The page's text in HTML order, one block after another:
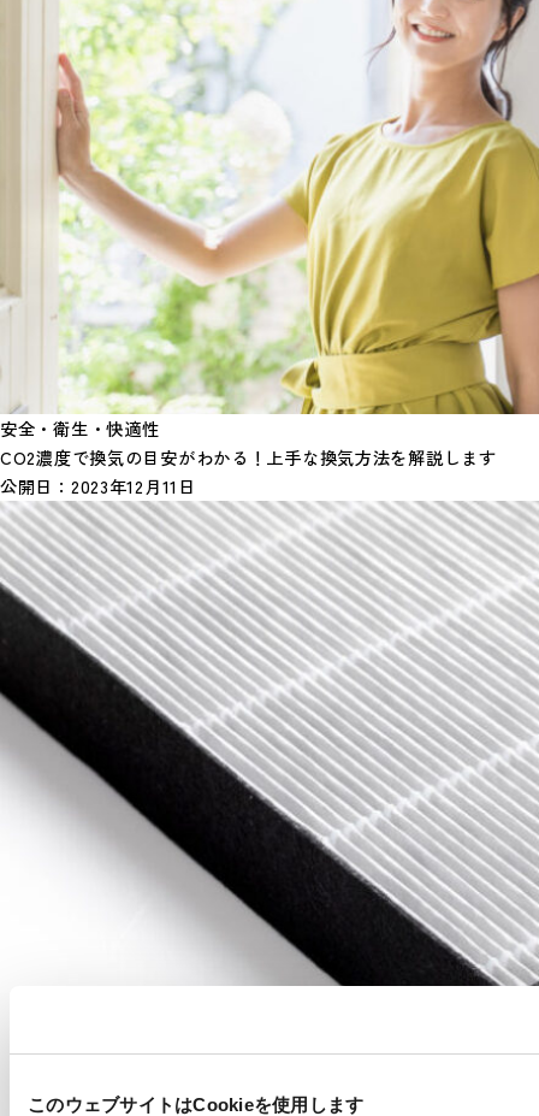
このウェブサイトはCookieを使用します
安全・衛生・快適性
CO2濃度で換気の目安がわかる！上手な換気方法を解説します
公開日： 2023年12月11日